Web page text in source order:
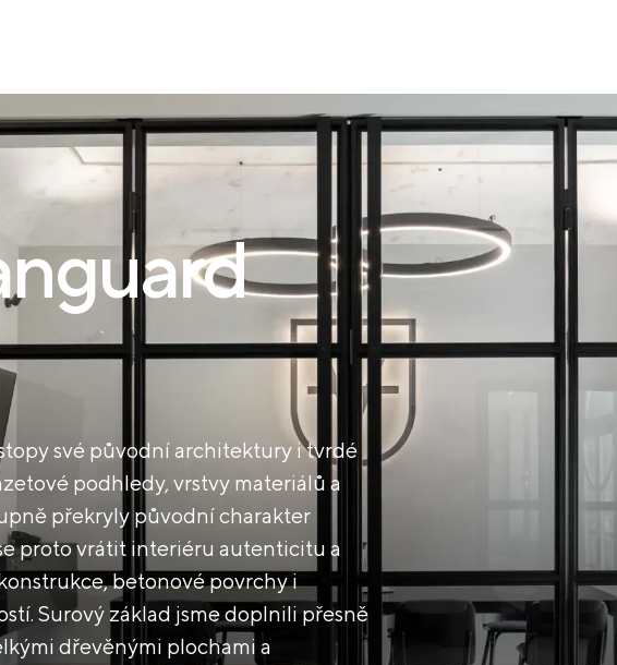
své původní architektury i tvrdé
podhledy, vrstvy materiálů a
překryly původní charakter
proto vrátit interiéru autenticitu a
betonové povrchy i
Surový základ jsme doplnili přesně
dřevěnými plochami a